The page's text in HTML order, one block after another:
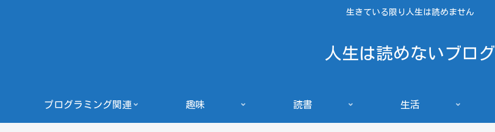
生きている限り人生は読めません
人生は読めないブログ
プログラミング関連 趣味 読書 生活